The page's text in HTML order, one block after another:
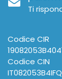
Ti
Codice CIR
Codice CIN